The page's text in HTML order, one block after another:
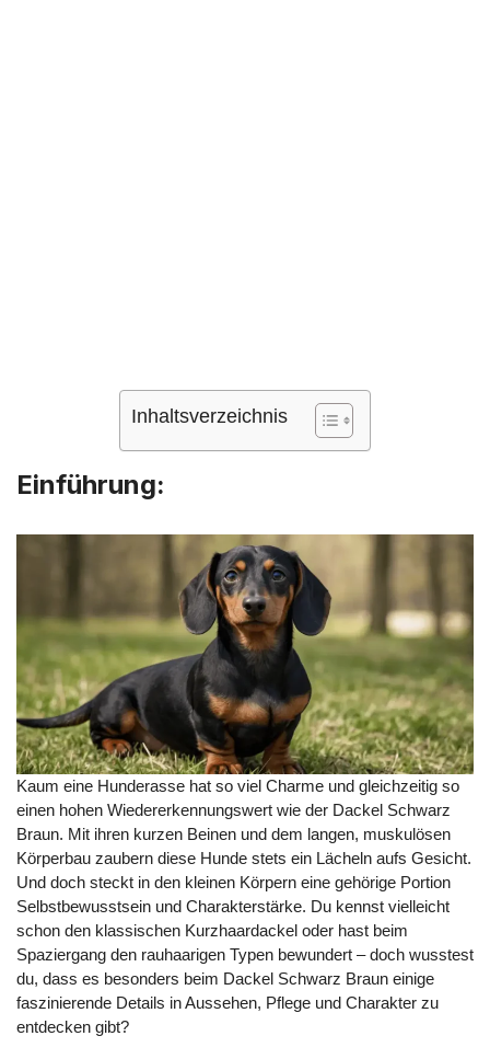
Inhaltsverzeichnis
Einführung:
Kaum eine Hunderasse hat so viel Charme und gleichzeitig so
einen hohen Wiedererkennungswert wie der Dackel Schwarz
Braun. Mit ihren kurzen Beinen und dem langen, muskulösen
Körperbau zaubern diese Hunde stets ein Lächeln aufs Gesicht.
Und doch steckt in den kleinen Körpern eine gehörige Portion
Selbstbewusstsein und Charakterstärke. Du kennst vielleicht
schon den klassischen Kurzhaardackel oder hast beim
Spaziergang den rauhaarigen Typen bewundert – doch wusstest
du, dass es besonders beim Dackel Schwarz Braun einige
faszinierende Details in Aussehen, Pflege und Charakter zu
entdecken gibt?